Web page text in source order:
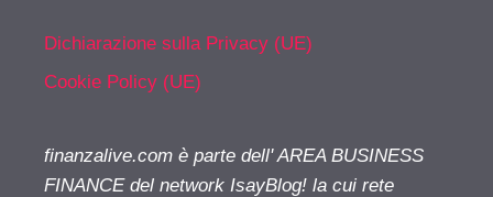
Dichiarazione sulla Privacy (UE)
Cookie Policy (UE)
finanzalive.com è parte dell' AREA BUSINESS
FINANCE del network IsayBlog! la cui rete